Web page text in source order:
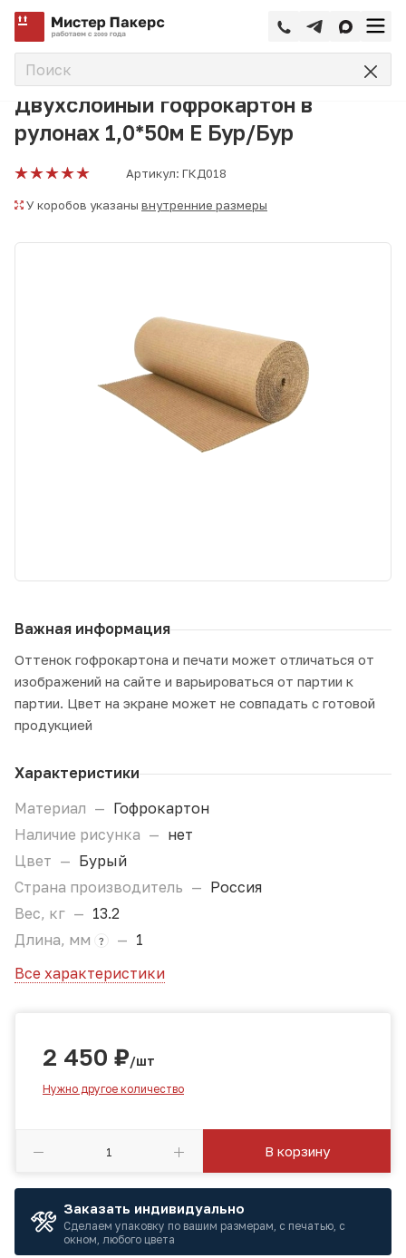
Главная
Двухслойный гофрокартон в
рулонах 1,0*50м Е Бур/Бур
Артикул: ГКД018
У коробов указаны внутренние размеры
Важная информация
Оттенок гофрокартона и печати может отличаться от
изображений на сайте и варьироваться от партии к
партии. Цвет на экране может не совпадать с готовой
продукцией
Характеристики
Материал — Гофрокартон
Наличие рисунка — нет
Цвет — Бурый
Страна производитель — Россия
Вес, кг — 13.2
Длина, мм
? — 1
Все характеристики
2 450 ₽/шт
Нужно другое количество
В корзину
Заказать индивидуально
Сделаем упаковку по вашим размерам, с печатью, с
окном, любого цвета